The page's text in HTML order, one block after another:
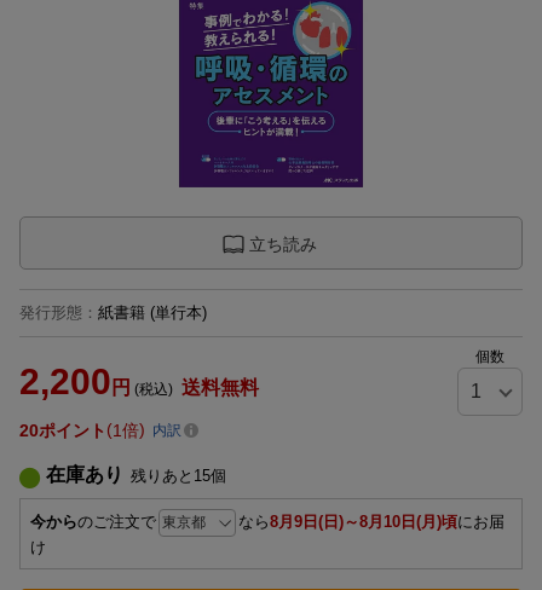
立ち読み
発行形態 ： 紙書籍 (単行本)
2,200 円 (税込) 送料無料
個数
20ポイント 1倍 内訳
在庫あり 残りあと 15個
今からのご注文で なら8月9日(日)～8月10日(月)頃にお届
け